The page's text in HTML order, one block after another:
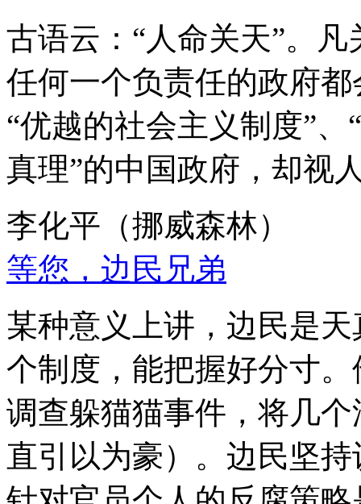
古语云：“人命关天”。
任何一个负责任的政府
“优越的社会主义制度”
真理”的中国政府，却视
李化平（挪威森林）
等您，边民兄弟
某种意义上讲，边民是
个制度，能把握好分寸
调查躲猫猫事件，将几
直引以为豪）。边民坚